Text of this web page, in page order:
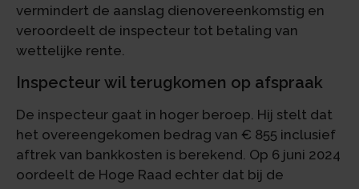
vermindert de aanslag dienovereenkomstig en
veroordeelt de inspecteur tot betaling van
wettelijke rente.
Inspecteur wil terugkomen op afspraak
De inspecteur gaat in hoger beroep. Hij stelt dat
het overeengekomen bedrag van € 855 inclusief
aftrek van bankkosten is berekend. Op 6 juni 2024
oordeelt de Hoge Raad echter dat bij de